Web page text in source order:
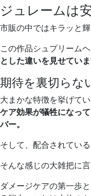
ジュレームは
市販の中ではキラッと
この作品シュプリーム
とした違いを見せていま
期待を裏切らな
大まかな特徴を挙げてい
ケア効果が犠牲になっ
バー。
そして、配合されてい
そんな感じの大雑把に
ダメージケアの第一歩